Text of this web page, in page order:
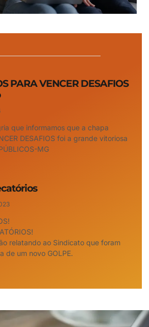
PARA VENCER DESAFIOS
que informamos que a chapa
DESAFIOS foi a grande vitoriosa
MG
relatando ao Sindicato que foram
de um novo GOLPE.